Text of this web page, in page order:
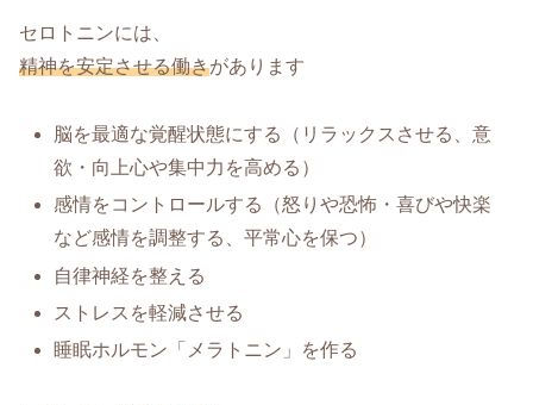
セロトニンには、
精神を安定させる働きがあります
脳を最適な覚醒状態にする（リラックスさせる、意
欲・向上心や集中力を高める）
感情をコントロールする（怒りや恐怖・喜びや快楽
など感情を調整する、平常心を保つ）
自律神経を整える
ストレスを軽減させる
睡眠ホルモン「メラトニン」を作る